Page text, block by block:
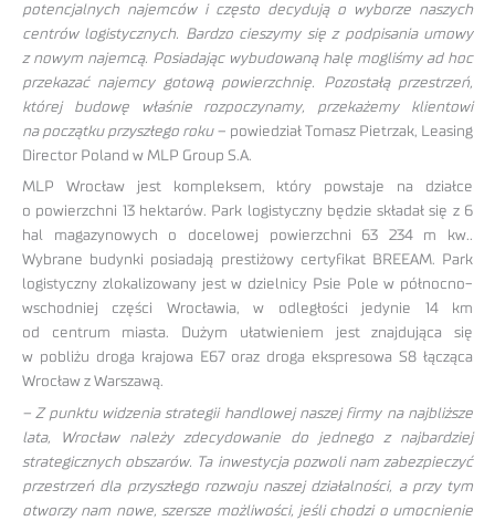
potencjalnych najemców i często decydują o wyborze naszych
centrów logistycznych. Bardzo cieszymy się z podpisania umowy
z nowym najemcą. Posiadając wybudowaną halę mogliśmy ad hoc
przekazać najemcy gotową powierzchnię. Pozostałą przestrzeń,
której budowę właśnie rozpoczynamy, przekażemy klientowi
na początku przyszłego roku– powiedział Tomasz Pietrzak, Leasing
Director Poland w MLP Group S.A.
MLP Wrocław jest kompleksem, który powstaje na działce
o powierzchni 13 hektarów. Park logistyczny będzie składał się z 6
hal magazynowych o docelowej powierzchni 63 234 m kw..
Wybrane budynki posiadają prestiżowy certyfikat BREEAM. Park
logistyczny zlokalizowany jest w dzielnicy Psie Pole w północno-
wschodniej części Wrocławia, w odległości jedynie 14 km
od centrum miasta. Dużym ułatwieniem jest znajdująca się
w pobliżu droga krajowa E67 oraz droga ekspresowa S8 łącząca
Wrocław z Warszawą.
– Z punktu widzenia strategii handlowej naszej firmy na najbliższe
lata, Wrocław należy zdecydowanie do jednego z najbardziej
strategicznych obszarów. Ta inwestycja pozwoli nam zabezpieczyć
przestrzeń dla przyszłego rozwoju naszej działalności, a przy tym
otworzy nam nowe, szersze możliwości, jeśli chodzi o umocnienie